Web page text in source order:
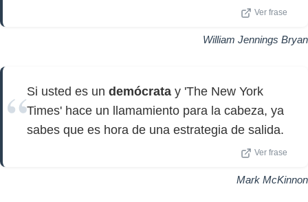
Ver frase
William Jennings Bryan
Si usted es un demócrata y 'The New York
Times' hace un llamamiento para la cabeza, ya
sabes que es hora de una estrategia de salida.
Ver frase
Mark McKinnon